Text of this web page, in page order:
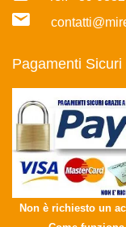
Pagamenti Sicuri
Non è richiesto un